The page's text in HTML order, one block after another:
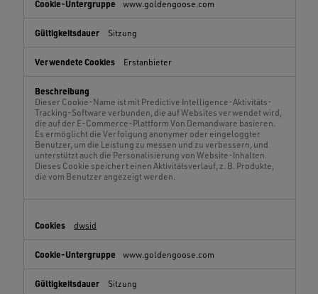
www.goldengoose.com
Sitzung
Erstanbieter
Dieser Cookie-Name ist mit Predictive Intelligence-Aktivitäts-
Tracking-Software verbunden, die auf Websites verwendet wird,
die auf der E-Commerce-Plattform Von Demandware basieren.
Es ermöglicht die Verfolgung anonymer oder eingeloggter
Benutzer, um die Leistung zu messen und zu verbessern, und
unterstützt auch die Personalisierung von Website-Inhalten.
Dieses Cookie speichert einen Aktivitätsverlauf, z. B. Produkte,
die vom Benutzer angezeigt werden.
dwsid
www.goldengoose.com
Sitzung